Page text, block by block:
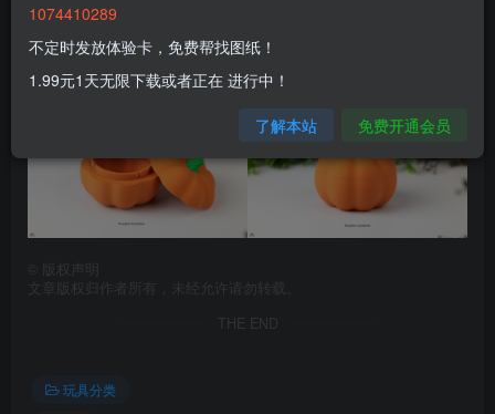
版权声明
文章版权归作者所有，未经允许请勿转载。
THE END
玩具分类
1074410289
不定时发放体验卡，免费帮找图纸！
1.99元1天无限下载或者正在 进行中！
了解本站 免费开通会员